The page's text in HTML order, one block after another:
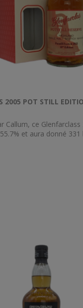
2005 POT STILL
Callum, ce
et aura donné